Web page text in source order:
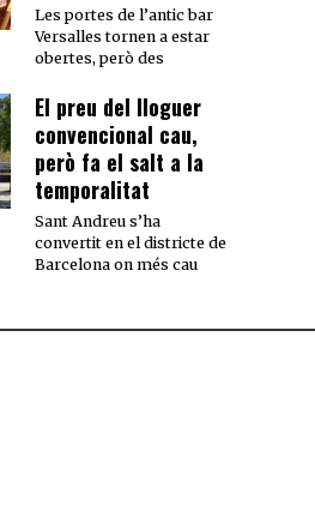
Les portes de l’antic bar
Versalles tornen a estar
obertes, però des
El preu del lloguer
convencional cau,
però fa el salt a la
temporalitat
Sant Andreu s’ha
convertit en el districte de
Barcelona on més cau